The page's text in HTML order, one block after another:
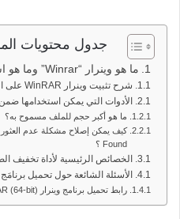
جدول محتويات
ما هو وينرار “Winrar” وما هو استخدامه؟
شرح تثبيت وينرار WinRAR على الحاسوب بالصور الموضحة
الأدوات التي يمكن استخدامها ضمن
ما هو أكبر حجم للملف مسموح به؟
Found ؟
الخصائص الرئيسية لأداة تخفيف الضغط
الأسئلة الشائعة حول تحميل برنامَج
رابط تحميل برنامج وينرار WinRAR (64-bit) للكمبيوتر 2023